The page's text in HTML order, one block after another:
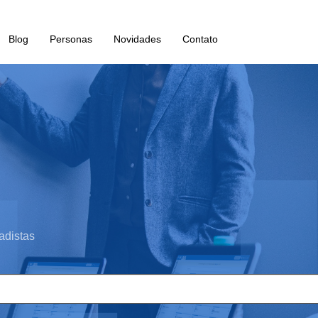
Blog Personas Novidades Contato